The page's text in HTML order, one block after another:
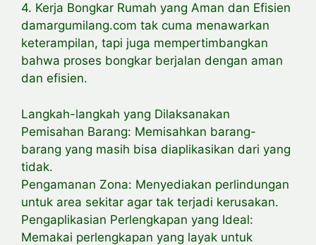
4. Kerja Bongkar Rumah yang Aman dan Efisien
damargumilang.com tak cuma menawarkan
keterampilan, tapi juga mempertimbangkan
bahwa proses bongkar berjalan dengan aman
dan efisien.
Langkah-langkah yang Dilaksanakan
Pemisahan Barang: Memisahkan barang-
barang yang masih bisa diaplikasikan dari yang
tidak.
Pengamanan Zona: Menyediakan perlindungan
untuk area sekitar agar tak terjadi kerusakan.
Pengaplikasian Perlengkapan yang Ideal:
Memakai perlengkapan yang layak untuk